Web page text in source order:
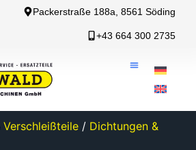
+43 664 300 2735
Packerstraße 188a, 8561 Söding
Verschleißteile / Dichtungen &